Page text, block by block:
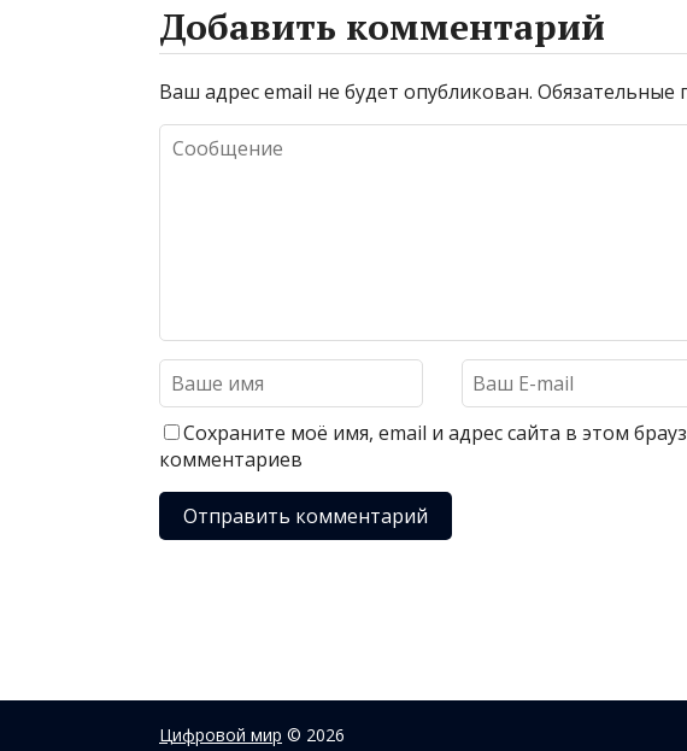
Добавить комментарий
Ваш адрес email не будет опубликован. Обязательные
Сохраните моё имя, email и адрес сайта в этом
комментариев
Цифровой мир © 2026